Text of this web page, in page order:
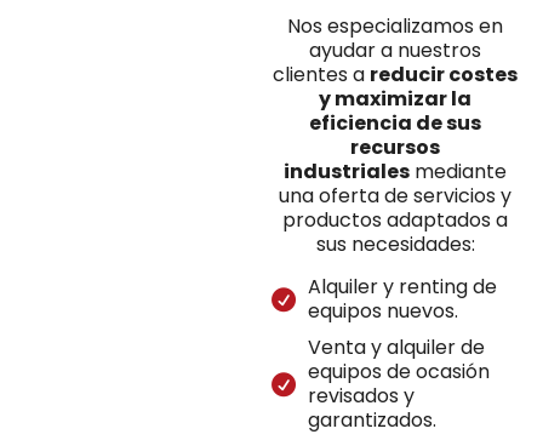
Nos especializamos en
ayudar a nuestros
clientes a reducir costes
y maximizar la
eficiencia de sus
recursos
industriales mediante
una oferta de servicios y
productos adaptados a
sus necesidades:
Alquiler y renting de
equipos nuevos.
Venta y alquiler de
equipos de ocasión
revisados y
garantizados.